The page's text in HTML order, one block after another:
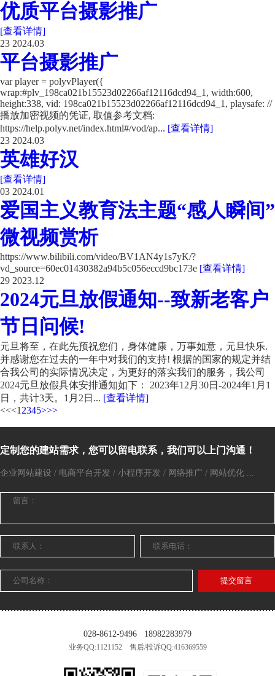
优质平台摄影推广
[查看详情]
23 2024.03
平台摄影推广
var player = polyvPlayer({
wrap:#plv_198ca021b15523d02266af12116dcd94_1, width:600,
height:338, vid: 198ca021b15523d02266af12116dcd94_1, playsafe: //
播放加密视频的凭证, 取值参考文档:
https://help.polyv.net/index.html#/vod/ap... [查看详情]
23 2024.03
英雄好汉
[查看详情]
03 2024.01
爱国主义教育法主题“感人瞬间”
微视频赏析
https://www.bilibili.com/video/BV1AN4y1s7yK/?
vd_source=60ec01430382a94b5c056eccd9bc173e [查看详情]
29 2023.12
2024元旦放假通知--致新老客户
节日问候!
元旦将至，在此先预祝您们，身体健康，万事如意，元旦快乐.
并感谢您在过去的一年中对我们的支持! 根据的国家的规定并结
合我公司的实际情况决定，为更好的落实我们的服务，我公司
2024元旦放假具体安排通知如下： 2023年12月30日-2024年1月1
日，共计3天。1月2日... [查看详情]
<<<1 2345>>>
定制您的建站需求，您可以留电联系，我们可以上门沟通！
企业网站建设 / 电商平台开发 / 小程序开发 / 网络推广 / 网站优化 ...
提交留言
028-8612-9496 18982283979
业务QQ:1121152 售后/投诉QQ:416369559